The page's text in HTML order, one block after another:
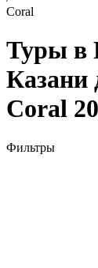
Coral
Туры в
Казани
Coral
Фильтры